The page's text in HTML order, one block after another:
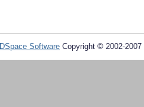
DSpace Software Copyright © 2002-2007